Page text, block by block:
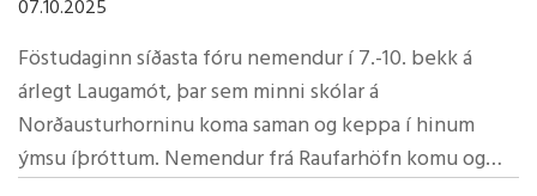
07.10.2025
Föstudaginn síðasta fóru nemendur í 7.-10. bekk á
árlegt Laugamót, þar sem minni skólar á
Norðausturhorninu koma saman og keppa í hinum
ýmsu íþróttum. Nemendur frá Raufarhöfn komu og